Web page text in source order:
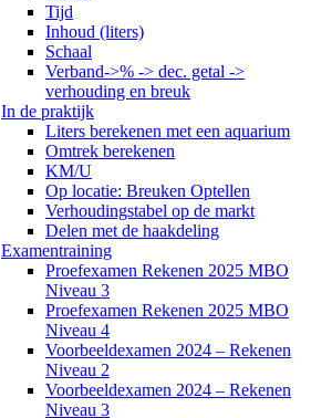
Tijd
Inhoud (liters)
Schaal
Verband->% -> dec. getal ->
verhouding en breuk
In de praktijk
Liters berekenen met een aquarium
Omtrek berekenen
KM/U
Op locatie: Breuken Optellen
Verhoudingstabel op de markt
Delen met de haakdeling
Examentraining
Proefexamen Rekenen 2025 MBO
Niveau 3
Proefexamen Rekenen 2025 MBO
Niveau 4
Voorbeeldexamen 2024 – Rekenen
Niveau 2
Voorbeeldexamen 2024 – Rekenen
Niveau 3